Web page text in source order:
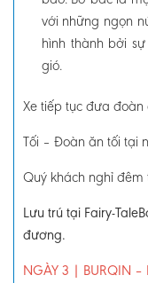
với những ngọn
hình thành bởi
gió.
Xe tiếp tục đưa đoàn
Tối – Đoàn ăn tối tại
Quý khách nghỉ đêm
Lưu trú tại Fairy-
đương.
NGÀY 3 | BURQIN –